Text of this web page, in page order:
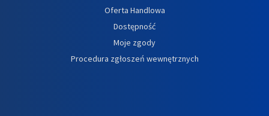
Oferta Handlowa
Dostępność
Moje zgody
Procedura zgłoszeń wewnętrznych